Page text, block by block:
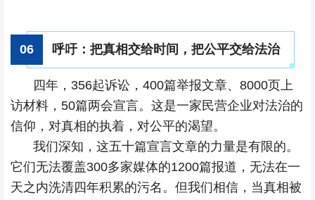
06 呼吁：把真相交给时间，把公平交给法治
四年，356起诉讼，400篇举报文章、8000页上
访材料，50篇两会宣言。这是一家民营企业对法治的
信仰，对真相的执着，对公平的渴望。
我们深知，这五十篇宣言文章的力量是有限的。
它们无法覆盖300多家媒体的1200篇报道，无法在一
天之内洗清四年积累的污名。但我们相信，当真相被